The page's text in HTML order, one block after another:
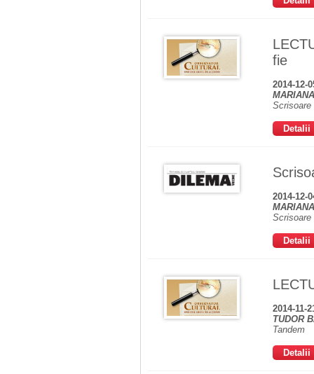
fie
2014-12-
Detalii
2014-12-
Detalii
2014-11-
TUDOR
Tandem
Detalii